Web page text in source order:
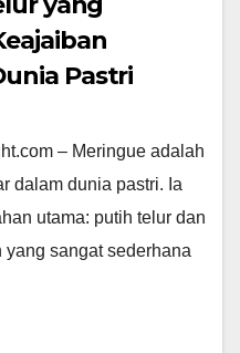
Pastri
– Meringue adalah
dalam dunia pastri. Ia
utama: putih telur dan
sangat sederhana